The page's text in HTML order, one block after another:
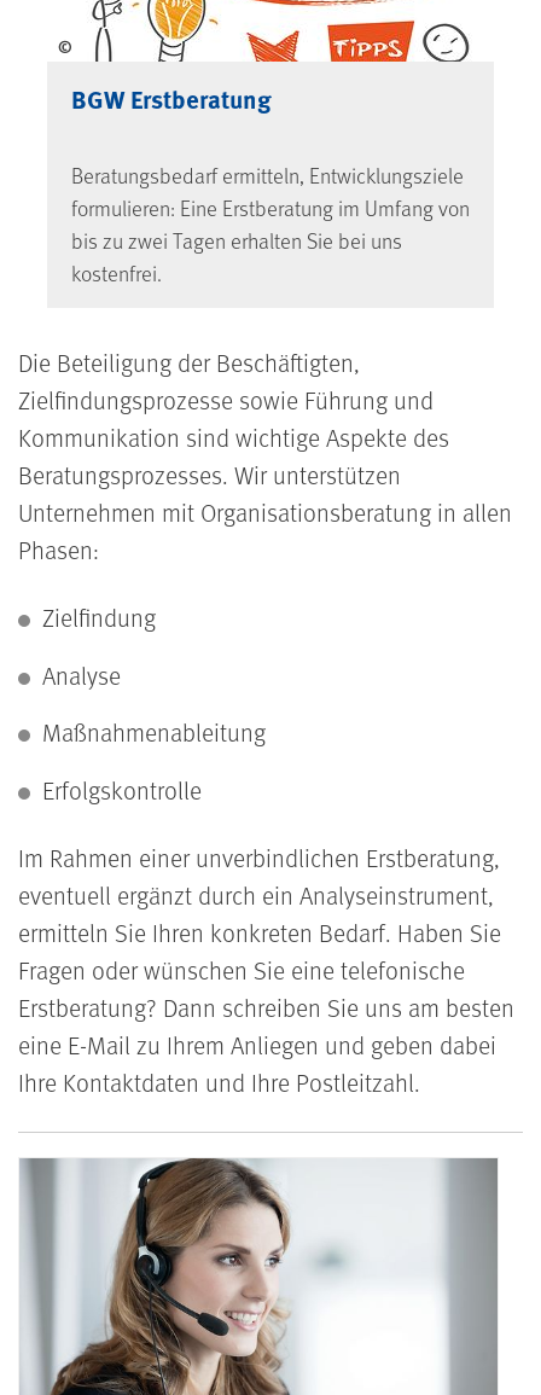
©
BGW Erstberatung
Beratungsbedarf ermitteln, Entwicklungsziele
formulieren: Eine Erstberatung im Umfang von
bis zu zwei Tagen erhalten Sie bei uns
kostenfrei.
Die Beteiligung der Beschäftigten,
Zielfindungsprozesse sowie Führung und
Kommunikation sind wichtige Aspekte des
Beratungsprozesses. Wir unterstützen
Unternehmen mit Organisationsberatung in allen
Phasen:
Zielfindung
Analyse
Maßnahmenableitung
Erfolgskontrolle
Im Rahmen einer unverbindlichen Erstberatung,
eventuell ergänzt durch ein Analyseinstrument,
ermitteln Sie Ihren konkreten Bedarf. Haben Sie
Fragen oder wünschen Sie eine telefonische
Erstberatung? Dann schreiben Sie uns am besten
eine E-Mail zu Ihrem Anliegen und geben dabei
Ihre Kontaktdaten und Ihre Postleitzahl.
Telefonische Sprechstunde zur